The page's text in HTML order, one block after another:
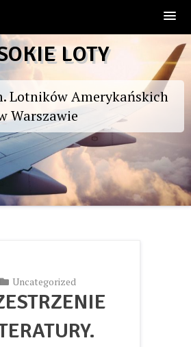
LOTY
Lotników Amerykańskich
Warszawie
Uncategorized